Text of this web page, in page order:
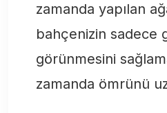
zamanda yapılan
bahçenizin sadece
görünmesini
zamanda ömrünü